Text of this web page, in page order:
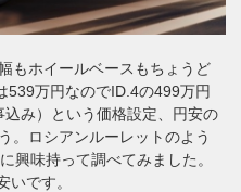
もホイールベースもちょうど
539万円なのでID.4の499万円
込み）という価格設定、円安の
。ロシアンルーレットのよう
興味持って調べてみました。
です。